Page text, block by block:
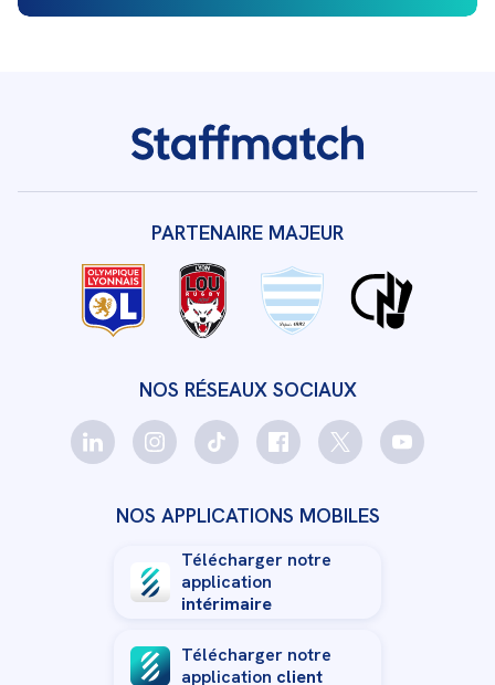
NOS RÉSEAUX SOCIAUX
PARTENAIRE MAJEUR
NOS APPLICATIONS MOBILES
Télécharger notre
application
intérimaire
Télécharger notre
application client